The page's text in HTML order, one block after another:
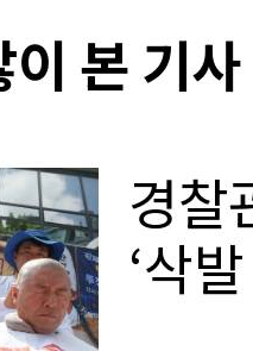
본 기사
경찰
‘삭